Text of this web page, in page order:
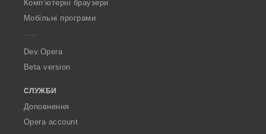
p
a
Комп’ютерні браузери
Мобільні програми
Dev.Opera
Beta version
СЛУЖБИ
Доповнення
Opera account